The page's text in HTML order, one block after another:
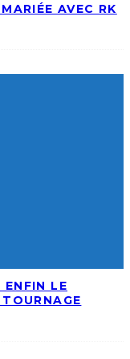
AVEC RK
ENFIN LE